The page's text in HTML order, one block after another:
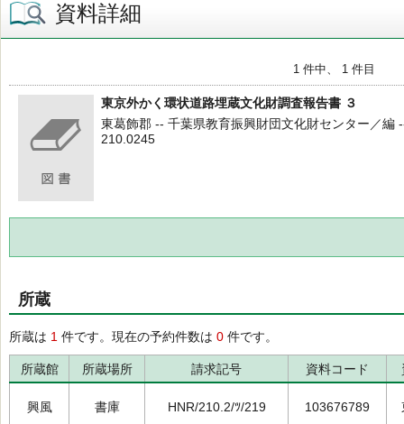
資料詳細
1 件中、 1 件目
東京外かく環状道路埋蔵文化財調査報告書 ３
東葛飾郡 -- 千葉県教育振興財団文化財センター／編
210.0245
所蔵
所蔵は 1 件です。現在の予約件数は 0 件です。
所蔵館 所蔵場所 請求記号 資料コード
興風 書庫 HNR/210.2/ﾂ/219 103676789